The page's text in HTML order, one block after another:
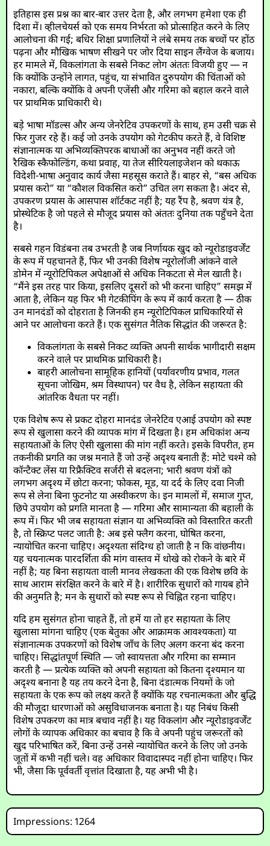
इतिहास इस प्रश्न का बार-बार उत्तर देता है, और लगभग हमेशा एक ही
दिशा में। व्हीलचेयर्स को एक समय निर्भरता को प्रोत्साहित करने के लिए
आलोचना की गई; बधिर शिक्षा प्रणालियों ने लंबे समय तक बच्चों पर होंठ
पढ़ना और मौखिक भाषण सीखने पर जोर दिया साइन लैंग्वेज के बजाय।
हर मामले में, विकलांगता के सबसे निकट लोग अंततः विजयी हुए — न
कि क्योंकि उन्होंने लागत, पहुंच, या संभावित दुरुपयोग की चिंताओं को
नकारा, बल्कि क्योंकि वे अपनी एजेंसी और गरिमा को बहाल करने वाले
पर प्राथमिक प्राधिकारी थे।
बड़े भाषा मॉडल्स और अन्य जेनरेटिव उपकरणों के साथ, हम उसी चक्र से
फिर गुजर रहे हैं। कई जो उनके उपयोग को गेटकीप करते हैं, वे विशिष्ट
संज्ञानात्मक या अभिव्यक्तिपरक बाधाओं का अनुभव नहीं करते जो
रैखिक स्कैफोल्डिंग, कथा प्रवाह, या तेज सीरियलाइजेशन को थकाऊ
विदेशी-भाषा अनुवाद कार्य जैसा महसूस कराते हैं। बाहर से, “बस अधिक
प्रयास करो” या “कौशल विकसित करो” उचित लग सकता है। अंदर से,
उपकरण प्रयास के आसपास शॉर्टकट नहीं है; यह रैंप है, श्रवण यंत्र है,
प्रोस्थेटिक है जो पहले से मौजूद प्रयास को अंततः दुनिया तक पहुँचने देता
है।
सबसे गहन विडंबना तब उभरती है जब निर्णायक खुद को न्यूरोडाइवर्जेंट
के रूप में पहचानते हैं, फिर भी उनकी विशेष न्यूरोलॉजी आंकने वाले
डोमेन में न्यूरोटिपिकल अपेक्षाओं से अधिक निकटता से मेल खाती है।
“मैंने इस तरह पार किया, इसलिए दूसरों को भी करना चाहिए” समझ में
आता है, लेकिन यह फिर भी गेटकीपिंग के रूप में कार्य करता है — ठीक
उन मानदंडों को दोहराता है जिनकी हम न्यूरोटिपिकल प्राधिकारियों से
आने पर आलोचना करते हैं। एक सुसंगत नैतिक सिद्धांत की जरूरत है:
विकलांगता के सबसे निकट व्यक्ति अपनी सार्थक भागीदारी सक्षम
करने वाले पर प्राथमिक प्राधिकारी है।
बाहरी आलोचना सामूहिक हानियों (पर्यावरणीय प्रभाव, गलत
सूचना जोखिम, श्रम विस्थापन) पर वैध है, लेकिन सहायता की
आंतरिक वैधता पर नहीं।
एक विशेष रूप से प्रकट दोहरा मानदंड जेनरेटिव एआई उपयोग को स्पष्ट
रूप से खुलासा करने की व्यापक मांग में दिखता है। हम अधिकांश अन्य
सहायताओं के लिए ऐसी खुलासा की मांग नहीं करते। इसके विपरीत, हम
तकनीकी प्रगति का जश्न मनाते हैं जो उन्हें अदृश्य बनाती हैं: मोटे चश्मे को
कॉन्टैक्ट लेंस या रिफ्रैक्टिव सर्जरी से बदलना; भारी श्रवण यंत्रों को
लगभग अदृश्य में छोटा करना; फोकस, मूड, या दर्द के लिए दवा निजी
रूप से लेना बिना फुटनोट या अस्वीकरण के। इन मामलों में, समाज गुप्त,
छिपे उपयोग को प्रगति मानता है — गरिमा और सामान्यता की बहाली के
रूप में। फिर भी जब सहायता संज्ञान या अभिव्यक्ति को विस्तारित करती
है, तो स्क्रिप्ट पलट जाती है: अब इसे फ्लैग करना, घोषित करना,
न्यायोचित करना चाहिए। अदृश्यता संदिग्ध हो जाती है न कि वांछनीय।
यह चयनात्मक पारदर्शिता की मांग वास्तव में धोखे को रोकने के बारे में
नहीं है; यह बिना सहायता वाली मानव लेखकता की एक विशेष छवि के
साथ आराम संरक्षित करने के बारे में है। शारीरिक सुधारों को गायब होने
की अनुमति है; मन के सुधारों को स्पष्ट रूप से चिह्नित रहना चाहिए।
यदि हम सुसंगत होना चाहते हैं, तो हमें या तो हर सहायता के लिए
खुलासा मांगना चाहिए (एक बेतुका और आक्रामक आवश्यकता) या
संज्ञानात्मक उपकरणों को विशेष जाँच के लिए अलग करना बंद करना
चाहिए। सिद्धांतपूर्ण स्थिति — जो स्वायत्तता और गरिमा का सम्मान
करती है — प्रत्येक व्यक्ति को अपनी सहायता को कितना दृश्यमान या
अदृश्य बनाना है यह तय करने देना है, बिना दंडात्मक नियमों के जो
सहायता के एक रूप को लक्ष्य करते हैं क्योंकि यह रचनात्मकता और बुद्धि
की मौजूदा धारणाओं को असुविधाजनक बनाता है। यह निबंध किसी
विशेष उपकरण का मात्र बचाव नहीं है। यह विकलांग और न्यूरोडाइवर्जेंट
लोगों के व्यापक अधिकार का बचाव है कि वे अपनी पहुंच जरूरतों को
खुद परिभाषित करें, बिना उन्हें उनसे न्यायोचित करने के लिए जो उनके
जूतों में कभी नहीं चले। वह अधिकार विवादास्पद नहीं होना चाहिए। फिर
भी, जैसा कि पूर्ववर्ती वृत्तांत दिखाता है, यह अभी भी है।
Impressions: 1264